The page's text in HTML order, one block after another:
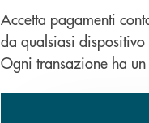
Accetta pagamenti
da qualsiasi
Ogni transazione ha